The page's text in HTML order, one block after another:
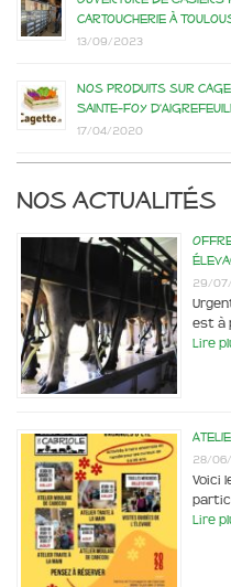
Cartoucherie à
13/09/2023
Nos produits sur
Sainte-Foy
17/04/2020
Nos actualités
Offre
29/
est à
Lire
28/
Voici
Lire